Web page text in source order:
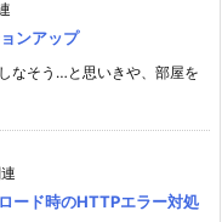
ンアップ
なそう…と思いきや、部屋を
ード時のHTTPエラー対処